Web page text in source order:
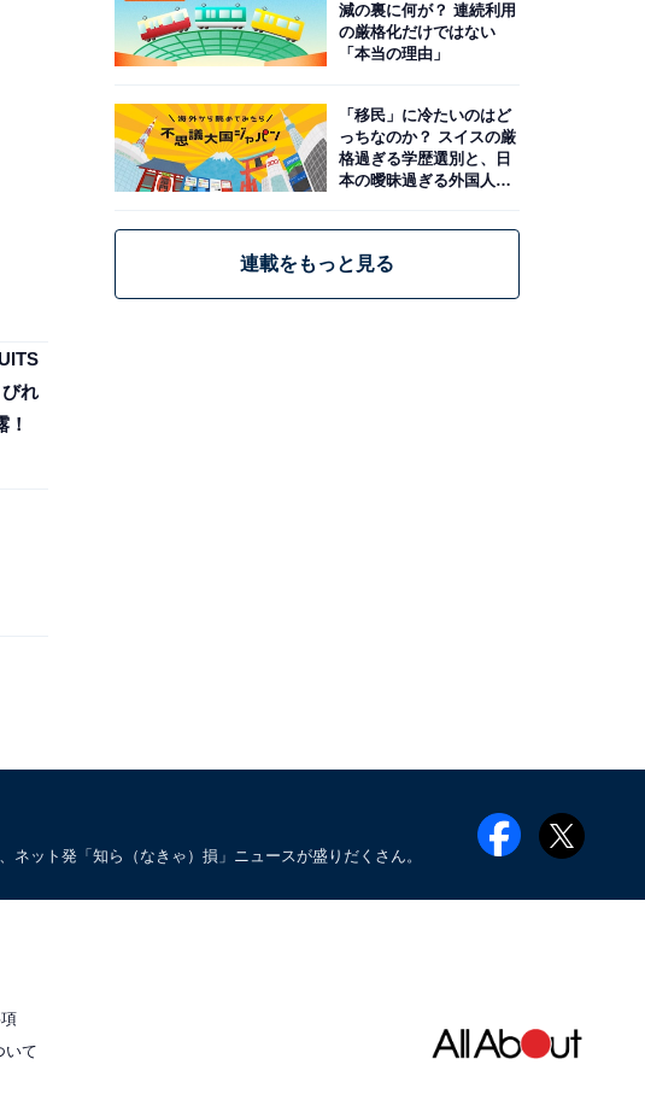
れ
減の裏に何が？ 連続利用
の厳格化だけではない
「本当の理由」
「移民」に冷たいのはど
っちなのか？ スイスの厳
格過ぎる学歴選別と、日
本の曖昧過ぎる外国人政
連載をもっと見る
ット発「知ら（なきゃ）損」ニュースが盛りだくさん。
いて